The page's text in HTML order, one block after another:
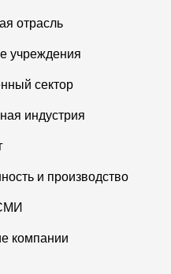
отрасль
учреждения
сектор
индустрия
и производство
компании